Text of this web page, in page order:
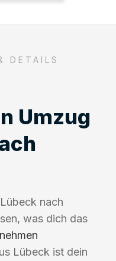
DETAILS
Umzug
nach
was dich das
Lübeck ist dein